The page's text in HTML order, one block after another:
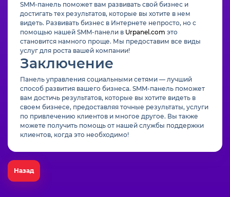
SMM-панель поможет вам развивать свой бизнес и
достигать тех результатов, которые вы хотите в нем
видеть. Развивать бизнес в Интернете непросто, но с
помощью нашей SMM-панели в Urpanel.com это
становится намного проще. Мы предоставим все виды
услуг для роста вашей компании!
Заключение
Панель управления социальными сетями — лучший
способ развития вашего бизнеса. SMM-панель поможет
вам достичь результатов, которые вы хотите видеть в
своем бизнесе, предоставляя точные результаты, услуги
по привлечению клиентов и многое другое. Вы также
можете получить помощь от нашей службы поддержки
клиентов, когда это необходимо!
Назад